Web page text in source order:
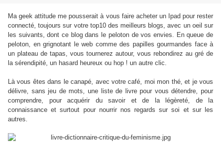
Ma geek attitude me pousserait à vous faire acheter un Ipad pour rester
connecté, toujours sur votre top10 des meilleurs blogs, avec un oeil sur
les suivants, dont ce blog dans le peloton de vos envies. En queue de
peloton, en grignotant le web comme des papilles gourmandes face à
un plateau de tapas, vous tournerez autour, vous rebondirez au gré de
la sérendipité, un hasard heureux ou hop ! un autre clic.
Là vous êtes dans le canapé, avec votre café, moi mon thé, et je vous
délivre, sans jeu de mots, une liste de livre pour vous détendre, pour
comprendre, pour acquérir du savoir et de la légèreté, de la
connaissance et surtout pour nourrir nos regards sur soi et sur les
autres.